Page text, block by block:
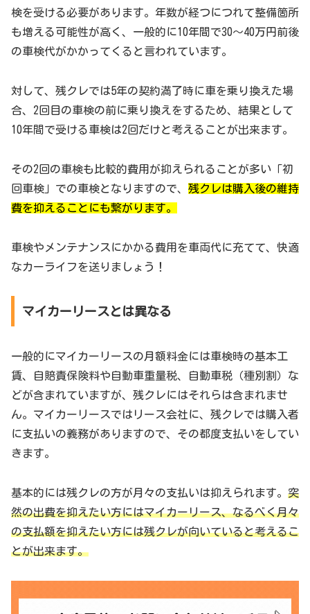
検を受ける必要があります。年数が経つにつれて整備箇所
も増える可能性が高く、一般的に10年間で30～40万円前後
の車検代がかかってくると言われています。
対して、残クレでは5年の契約満了時に車を乗り換えた場
合、2回目の車検の前に乗り換えをするため、結果として
10年間で受ける車検は2回だけと考えることが出来ます。
その2回の車検も比較的費用が抑えられることが多い「初
回車検」での車検となりますので、 残クレは購入後の維持
費を抑えることにも繋がります。
車検やメンテナンスにかかる費用を車両代に充てて、快適
なカーライフを送りましょう！
マイカーリースとは異なる
一般的にマイカーリースの月額料金には車検時の基本工
賃、自賠責保険料や自動車重量税、自動車税（種別割）な
どが含まれていますが、残クレにはそれらは含まれませ
ん。マイカーリースではリース会社に、残クレでは購入者
に支払いの義務がありますので、その都度支払いをしてい
きます。
基本的には残クレの方が月々の支払いは抑えられます。 突
然の出費を抑えたい方にはマイカーリース、なるべく月々
の支払額を抑えたい方には残クレが向いていると考えるこ
とが出来ます。